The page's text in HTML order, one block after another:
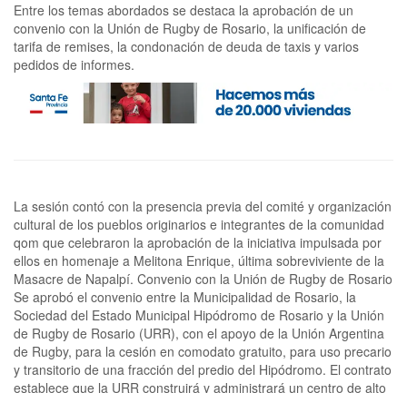
Entre los temas abordados se destaca la aprobación de un
convenio con la Unión de Rugby de Rosario, la unificación de
tarifa de remises, la condonación de deuda de taxis y varios
pedidos de informes.
La sesión contó con la presencia previa del comité y organización cultural de los pueblos originarios e integrantes de la comunidad qom que celebraron la aprobación de la iniciativa impulsada por ellos en homenaje a Melitona Enrique, última sobreviviente de la Masacre de Napalpí. Convenio con la Unión de Rugby de Rosario Se aprobó el convenio entre la Municipalidad de Rosario, la Sociedad del Estado Municipal Hipódromo de Rosario y la Unión de Rugby de Rosario (URR), con el apoyo de la Unión Argentina de Rugby, para la cesión en comodato gratuito, para uso precario y transitorio de una fracción del predio del Hipódromo. El contrato establece que la URR construirá y administrará un centro de alto rendimiento deportivo para el rugby, un gimnasio para la actividad, de 750 metros cuadrados, con vestuarios y sala de fisioterapia, una sala de reuniones y oficinas y un playón de césped sintético de 1.000 metros cuadrados. En los considerandos del mensaje del Ejecutivo, se precisa que la Unión de Rugby de Rosario es la entidad rectora del rugby en la ciudad de Rosario y su zona de influencia, y tiene por objeto promover, organizar y desarrollar la práctica del rugby, coordinando competencias deportivas, capacitando entrenadores, árbitros y dirigentes, y fomentando los valores educativos y sociales propios de este deporte. Detalló las características de las obras que se realizarán en el predio el concejal Carlos Cardozo, del Pro, y también expusieron Julia Eva Irigoitia y Lisandro Cavatorta, del bloque Justicialista; Norma López, de Justicia Social; María Fernanda Gigliani, de Iniciativa Popular, y Fabrizio Fiatti, de Arriba Rosario. Se abstuvieron al momento de la votación las bancadas Iniciativa Popular, Justicia Social y Ciudad Futura. Tarifa de remises De la comisión de Servicios Públicos, se acordó el pedido de la Cámara de Titulares de Remises que solicitó la unificación del esquema tarifario vigente, y que fija el mismo valor para los 7 días de la semana, durante las 24 horas, como ocurrió con los taxis. Con el esquema unificado, la tarifa para remises se fija en: bajada de bandera 2.386 pesos, ficha 114 pesos, y minuto de espera 172 pesos. Sobre taxis En cuanto a taxis, se aprobaron 63 solicitudes de titulares para la condonación de deuda ligadas a renovación, adjudicación y transferencias de licencias, tras el beneficio impuesto por la sanción de la ordenanza Nº 10.790 que exime de esos costos. De la particular Romina Funes, pareja de Héctor Figueroa, taxista fallecido en un hecho de inseguridad en marzo 2024, hubo acuerdo a su solicitud para la transferencia de licencia a su favor. Si bien, de esa unión convivencial nacieron dos hijas, la condición actual de las herederas, menores de edad, imposibilitaba la transferencia. Un pasaje para Melitona Enrique Se votó una ordenanza por la que se denomina Melitona Enrique al actual pasaje 734, del barrio Sorrento, para recordar a la última sobreviviente de la Masacre de Napalpí, ocurrida el 19 de julio de 1924 en el Chaco, y quien falleciera a los 107. Solicitaron el reconocimiento Daniel Naporichi, Rosana Esquivel, Óscar Talero, familiares de Melitona Enrique y vecinos del barrio. Se refirió al tema la concejala Norma López, de Justicia Social. Incidentes de ciberseguridad Se dio curso de la concejala Julia Eva Irigoitia, del bloque Justicialista, a un decreto que requiere información al Departamento Ejecutivo respecto a si existe un protocolo oficial de actuación frente a incidentes de ciberseguridad institucional que afecten las plataformas digitales de uso público y/o administrativo y si se encuentran establecidos procedimientos específicos para la prevención, detección y contención de amenazas informáticas. Asimismo solicita se indique si se ha definido qué dependencias o área municipales tienen responsabilidad operativa ente incidentes cibernéticos y si el municipio ha realizado alguna evaluación formal o diagnóstico técnico del estado de situación en materia de ciberseguridad en los últimos tres años; si se han implementado medidas específicas para la protección de datos personales de ciudadanos en los sistemas digitales del municipio y si se han dictado capacitaciones sobre la temática destinadas al personal municipal en los últimos 5 años. Preocupación por la asignación oncopediátrica mensual Se dio curso a una declaración de preocupación por la demora y la falta de información con respecto a la fecha de depósito de la asignación oncopediátrica mensual correspondiente al mes de julio del corriente año reglamentada en el marco del decreto N° 68/2023. Esta demora no constituye un hecho aislado sino que se suma a una serie de decisiones del gobierno nacional, entre los cuales debemos mencionar el cierre del Instituto Nacional del Cáncer (INC) y el traslado de sus funciones a la órbita del Ministerio de Salud, así como también la ya ejecutada disolución del programa que se encargaba de la compra de medicamentos de alto costo y al cierre del área que se dedicaba a cuidados paliativos. Esta situación genera preocupación y angustia en toda la comunidad afectada, ante la falta de información rigurosa respecto de la continuidad de los programas de prevención, tratamiento e investigación. Del concejal Leonardo Caruana, del Frente Amplio por la Soberanía. Informes sobre el ex Cine Imperial Se aprobó un decreto por el que se solicita al Departamento Ejecutivo que informe respecto al inmueble ubicado en Corrientes 421, donde funcionó durante más de 60 años el histórico Cine Imperial si existe en relación al mismo un permiso de obra y/o demolición en trámite u otorgado y si se tiene conocimiento de acciones o movimientos realizados en el mismo. De la concejala María Fernanda Gigliani, de Iniciativa Popular. Otros temas aprobados Se aprobó una resolución que convoca a una jornada pública sobre la menopausia a fin de visibilizar la etapa, fomentar un diálogo abierto y constructivo, fomentar la educación y el acceso al conocimiento y ofrecer información clara y accesible. De la concejala Marisol Bracco, del bloque Radical. Se votó un decreto que encomienda al Ejecutivo municipal a remitir información detallada sobre intentos de suicidios y suicidios consumados en la ciudad durante los años 2023, 2024 y hasta junio de 2025, con indicadores de valores absolutos y tasas. De la concejala Verónica Irizar, del bloque Socialista, quien hizo referencia al tema. Se aprobó un decreto que encomienda al Ejecutivo municipal para que gestione y disponga la provisión de agua potable mediante camiones cisterna (cubas) en la zona delimitada por las calles Campbell, Cura Brochero, pasaje 1821 y Aborígenes Argentinos, en el barrio Libertad, hasta tanto se normalice el suministro habitual. Del concejal Franco Volpe, de Vida y Libertad. En materia de movilidad, se acordó un estudio de factibilidad para una circulación alternativa de la línea 110 del transporte urbano de pasajeros en el distrito sudoeste durante los fines de semana, debido a la Feria del Tanque que modifica su recorrido habitual. Además se votó por la afirmativa la instalación de una estación del sistema público de bicicletas “Mi Bici Tu Bici” en la plaza Libertad. Se aprobó un mensaje del Departamento Ejecutivo que otorga mayor edificabilidad al proyecto de las empresas Alianza SA y Fundar SA en el predio de Santiago y Pueyrredón al 1000, que fuera de la Droguería Kellerhoff. Se abstuvo la edila María Fernanda Gigliani, de Iniciativa Popular. Por otro lado, se votaron las iniciativas relacionadas con limpieza, desobstrucción y saneamiento de zanjas; erradicación de basurales, recolección de residuos, contenerización, barrido y limpieza integral; así como pavimento y bacheo. Además, se solicitaron gestiones ante la Empresa Provincial de la Energía, Aguas Santafesinas y Telecom por temas vinculados a sus servicios. Se aprobaron por unanimidad, los decretos de diferentes concejales, que encomiendan al Departamento Ejecutivo para que realice estudio fitosanitarios a árboles en Buceo 4173, Fraga 811, Marcos Paz 3968, Pje Sugasti 3486, Santa Fe 6565 y French 1797. Además, por unanimidad se aprobó el decreto que encomienda al Departamento Ejecutivo para que realice mantenimiento, poda y escamonda del arbolado público de alineación en Güemes entre Bv. Oroño y Callao. Fue aprobado el decreto que encomienda al Departamento Ejecutivo Municipal y al gobierno de la provincia de Santa Fe para que informen sobre la problemática de la contaminación del arroyo Ludueña, que acciones se implementaron y qué resultados se obtuvieron en la cuenca. La propuesta es de autoría del concejal Julián Ferrero, de Ciudad Futura, y se fundó en la audiencia pública celebrada el 3 de julio de 2024, en la que se abordó la situación e impactos socio-ambientales del arroyo. Se votó una ordenanza por la que denomina Paseo “Cristina Cinalli”, al tramo de la vereda este del pasaje José Di Pierri, entre José Gálvez e Independencia, en la zona sur y se dispone que el Departamento Ejecutivo deberá colocar la correspondiente señalética identificatoria y un cartel que narre la trayectoria y aporte a la comunidad de Cinalli. De la concejala María Fernanda Gigliani, de Iniciativa Popular. Se aprobó un decreto que encomienda al Departamento Ejecutivo para que, gestione la rehabilitación de la cartelería del Centro de Información Turística ubicado en Córdoba entre Paraguay y Corrientes. Del concejal Leonardo Caruana. Se aprobó el decreto que encomienda al Departamento Ejecutivo estudie la factibilidad de colocar conejeras (plataformas de largada) y andariveles rompeolas, en la pileta del Polideportivo Municipal 9 de Julio. Del concejal Mariano Romero, de Justicia Social. Se declaró Artista Distinguido de la Ciudad de Rosario al arquitecto Eduardo Contissa en mérito a su excepcional trayectoria y producción artística, su significativa incidencia en el ámbito de las artes plásticas y la arquitectura, y su conso